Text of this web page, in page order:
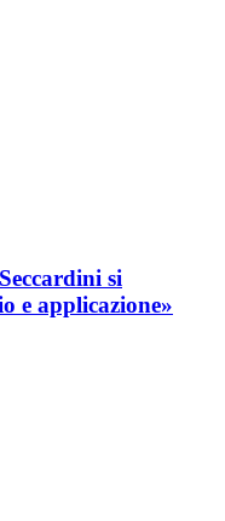
si
e applicazione»